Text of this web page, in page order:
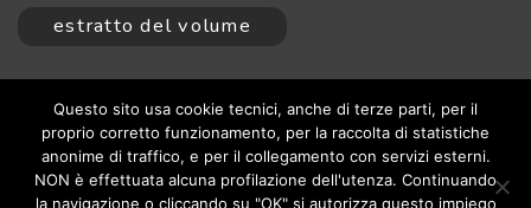
estratto del volume
visita di Vittorio Sgarbi
Questo sito usa cookie tecnici, anche di terze parti, per il
proprio corretto funzionamento, per la raccolta di statistiche
anonime di traffico, e per il collegamento con servizi esterni.
NON è effettuata alcuna profilazione dell'utenza. Continuando
la navigazione o cliccando su "OK" si autorizza questo impiego